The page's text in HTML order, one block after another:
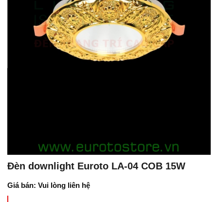
Đèn downlight Euroto LA-04 COB 15W
Giá bán: Vui lòng liên hệ